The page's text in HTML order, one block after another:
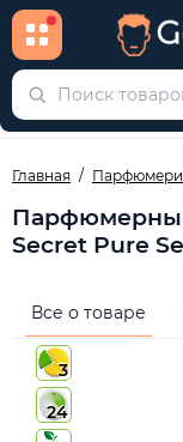
Главная
Secret Pure
Все о товаре
3
24